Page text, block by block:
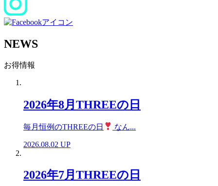
NEWS
お得情報
2026年8月THREEの日
毎月恒例のTHREEの日 なん...
2026.08.02 UP
2026年7月THREEの日